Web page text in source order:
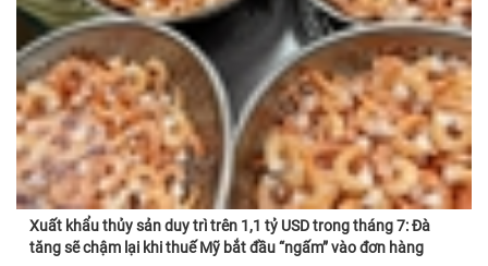
Xuất khẩu thủy sản duy trì trên 1,1 tỷ USD trong tháng 7: Đà
tăng sẽ chậm lại khi thuế Mỹ bắt đầu “ngấm” vào đơn hàng